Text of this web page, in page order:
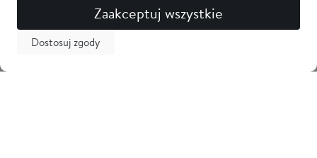
Newsletter
Dostosuj zgody
Zaakceptuj wszystkie